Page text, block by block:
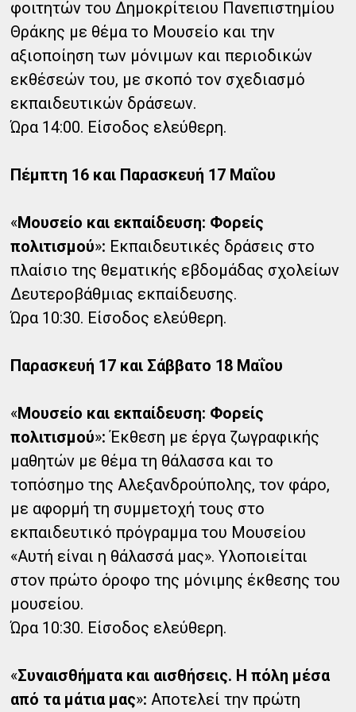
φοιτητών του Δημοκρίτειου Πανεπιστημίου
Θράκης με θέμα το Μουσείο και την
αξιοποίηση των μόνιμων και περιοδικών
εκθέσεών του, με σκοπό τον σχεδιασμό
εκπαιδευτικών δράσεων.
Ώρα 14:00. Είσοδος ελεύθερη.
Πέμπτη 16 και Παρασκευή 17 Μαΐου
«Μουσείο και εκπαίδευση: Φορείς
πολιτισμού»: Εκπαιδευτικές δράσεις στο
πλαίσιο της θεματικής εβδομάδας σχολείων
Δευτεροβάθμιας εκπαίδευσης.
Ώρα 10:30. Είσοδος ελεύθερη.
Παρασκευή 17 και Σάββατο 18 Μαΐου
«Μουσείο και εκπαίδευση: Φορείς
πολιτισμού»: Έκθεση με έργα ζωγραφικής
μαθητών με θέμα τη θάλασσα και το
τοπόσημο της Αλεξανδρούπολης, τον φάρο,
με αφορμή τη συμμετοχή τους στο
εκπαιδευτικό πρόγραμμα του Μουσείου
«Αυτή είναι η θάλασσά μας». Υλοποιείται
στον πρώτο όροφο της μόνιμης έκθεσης του
μουσείου.
Ώρα 10:30. Είσοδος ελεύθερη.
«Συναισθήματα και αισθήσεις. Η πόλη μέσα
από τα μάτια μας»: Αποτελεί την πρώτη